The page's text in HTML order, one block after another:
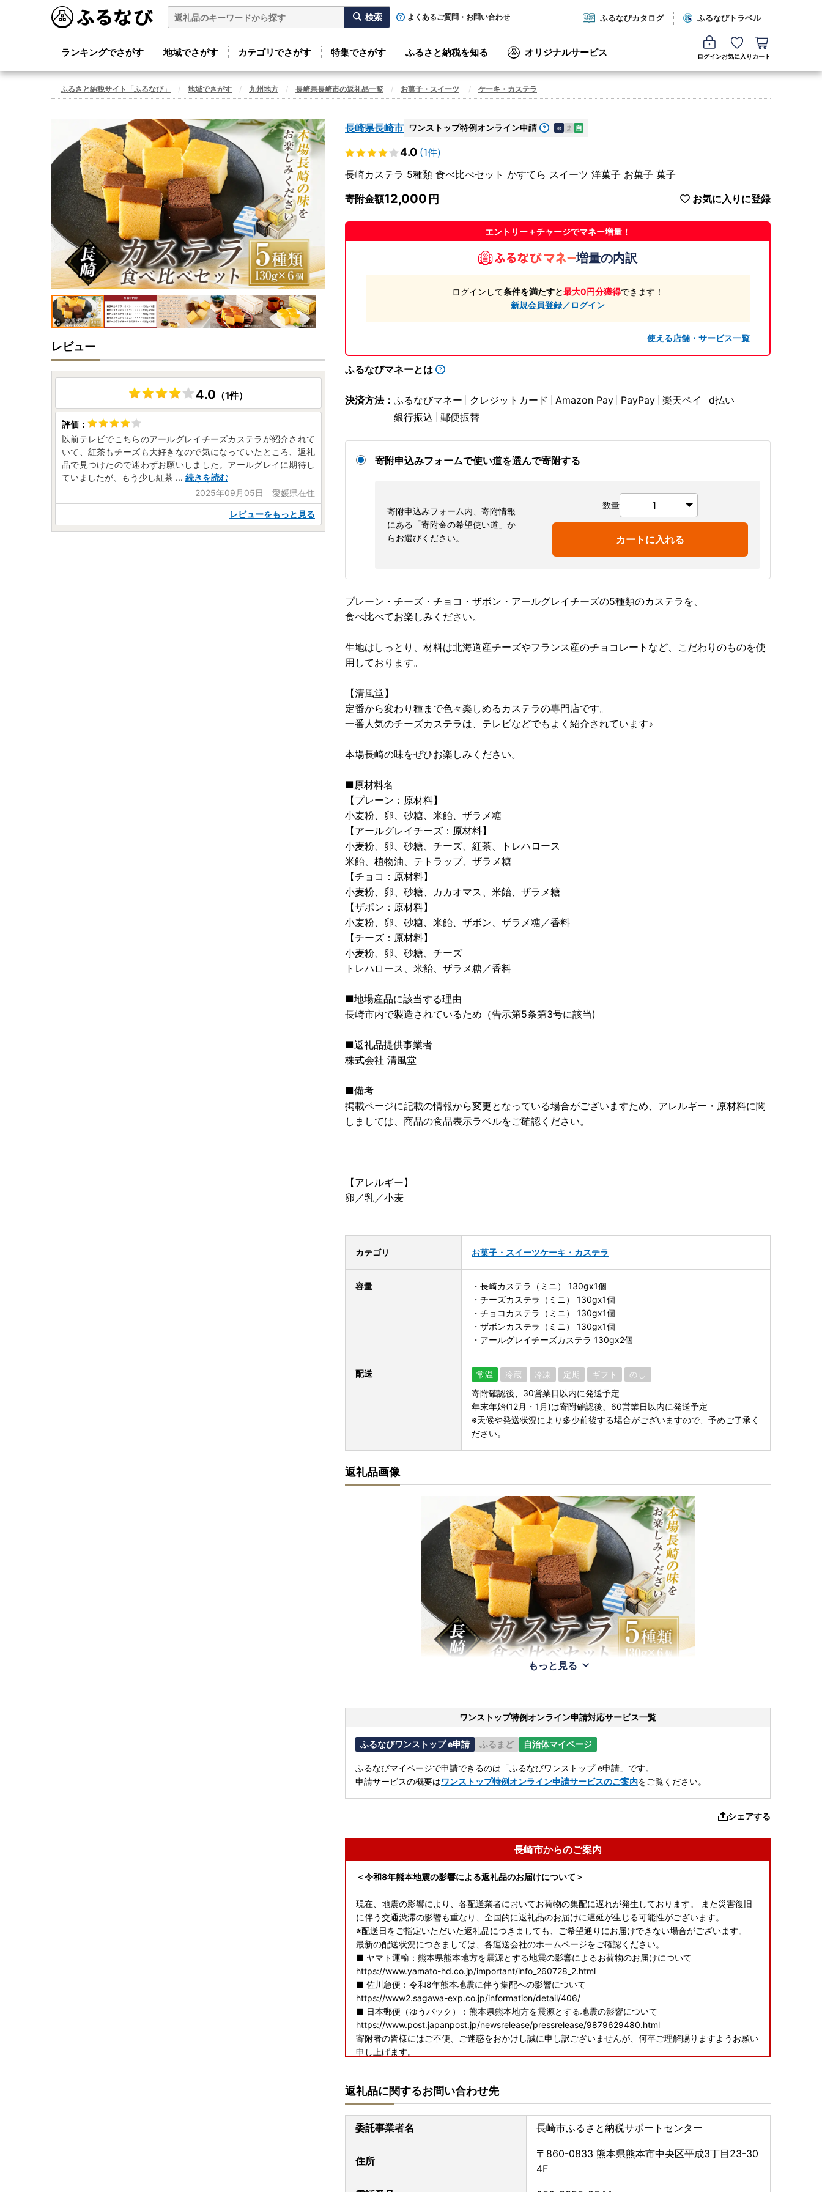
よくあるご質問・お問い合わせ ふるなびカタログ ふるなびトラベル
ランキングでさがす 地域でさがす カテゴリでさがす 特集でさがす ふるさと納税を知る オリジナルサービス ログインお気に入り カート
ふるさと納税サイト「ふるなび」 地域でさがす 九州地方 長崎県長崎市の返礼品一覧 お菓子・スイーツ ケーキ・カステラ
長崎県長崎市 ワンストップ特例オンライン申請 e ま 自
4.0 (1件)
長崎カステラ 5種類 食べ比べセット かすてら スイーツ 洋菓子 お菓子 菓子
寄附金額12,000 お気に入りに登録
エントリー＋チャージでマネー増量！
増量の内訳
ログインして条件を満たすと最大0円分獲得できます！
新規会員登録／ログイン
使える店舗・サービス一覧
ふるなびマネーとは
決済方法： ふるなびマネー クレジットカード Amazon Pay PayPay 楽天ペイ
d払い
銀行振込
郵便振替
寄附申込みフォームで使い道を選んで寄附する
寄附申込みフォーム内、寄附情報
にある「寄附金の希望使い道」か
らお選びください。
数量
カートに入れる
プレーン・チーズ・チョコ・ザボン・アールグレイチーズの5種類のカステラを、
食べ比べてお楽しみください。
生地はしっとり、材料は北海道産チーズやフランス産のチョコレートなど、こだわりのものを使
用しております。
【清風堂】
定番から変わり種まで色々楽しめるカステラの専門店です。
一番人気のチーズカステラは、テレビなどでもよく紹介されています♪
本場長崎の味をぜひお楽しみください。
■原材料名
【プレーン：原材料】
小麦粉、卵、砂糖、米飴、ザラメ糖
【アールグレイチーズ：原材料】
小麦粉、卵、砂糖、チーズ、紅茶、トレハロース
米飴、植物油、テトラップ、ザラメ糖
【チョコ：原材料】
小麦粉、卵、砂糖、カカオマス、米飴、ザラメ糖
【ザボン：原材料】
小麦粉、卵、砂糖、米飴、ザボン、ザラメ糖／香料
【チーズ：原材料】
小麦粉、卵、砂糖、チーズ
トレハロース、米飴、ザラメ糖／香料
■地場産品に該当する理由
長崎市内で製造されているため（告示第5条第3号に該当)
■返礼品提供事業者
株式会社 清風堂
■備考
掲載ページに記載の情報から変更となっている場合がございますため、アレルギー・原材料に関
しましては、商品の食品表示ラベルをご確認ください。
【アレルギー】
卵／乳／小麦
カテゴリ お菓子・スイーツケーキ・カステラ
容量
・長崎カステラ（ミニ） 130gx1個
・チーズカステラ（ミニ） 130gx1個
・チョコカステラ（ミニ） 130gx1個
・ザボンカステラ（ミニ） 130gx1個
・アールグレイチーズカステラ 130gx2個
配送 常温 冷蔵 冷凍 定期 ギフト のし
寄附確認後、30営業日以内に発送予定
年末年始(12月・1月)は寄附確認後、60営業日以内に発送予定
※天候や発送状況により多少前後する場合がございますので、予めご了承く
ださい。
返礼品画像
もっと見る
ワンストップ特例オンライン申請対応サービス一覧
ふるなびワンストップ e申請 ふるまど 自治体マイページ
ふるなびマイページで申請できるのは「ふるなびワンストップ e申請」です。
申請サービスの概要はワンストップ特例オンライン申請サービスのご案内をご覧ください。
シェアする
長崎市からのご案内
＜令和8年熊本地震の影響による返礼品のお届けについて＞
現在、地震の影響により、各配送業者においてお荷物の集配に遅れが発生しております。 また災害復旧
に伴う交通渋滞の影響も重なり、全国的に返礼品のお届けに遅延が生じる可能性がございます。
※配送日をご指定いただいた返礼品につきましても、ご希望通りにお届けできない場合がございます。
最新の配送状況につきましては、各運送会社のホームページをご確認ください。
■ ヤマト運輸：熊本県熊本地方を震源とする地震の影響によるお荷物のお届けについて
https://www.yamato-hd.co.jp/important/info_260728_2.html
■ 佐川急便：令和8年熊本地震に伴う集配への影響について
https://www2.sagawa-exp.co.jp/information/detail/406/
■ 日本郵便（ゆうパック）：熊本県熊本地方を震源とする地震の影響について
https://www.post.japanpost.jp/newsrelease/pressrelease/9879629480.html
寄附者の皆様にはご不便、ご迷惑をおかけし誠に申し訳ございませんが、何卒ご理解賜りますようお願い
申し上げます。
【申し込みについて】
・原則、お申込み後のキャンセルはできません。寄附金額の入力間違いや二重申込み、お礼の品の誤選択
にはご注意ください。
・万が一、お申込み完了後に内容変更（配送先変更含む）が生じた際は必ず問い合わせ窓口までご連絡を
※マイページ上のみで変更された情報は反映されませんのでご注意ください。
返礼品に関するお問い合わせ先
委託事業者名 長崎市ふるさと納税サポートセンター
住所
〒860-0833 熊本県熊本市中央区平成3丁目23-30
4F
レビュー
4.0 （1件）
以前テレビでこちらのアールグレイチーズカステラが紹介されて
いて、紅茶もチーズも大好きなので気になっていたところ、返礼
品で見つけたので迷わずお願いしました。アールグレイに期待し
ていましたが、もう少し紅茶 ... 続きを読む
2025年09月05日 愛媛県在住
レビューをもっと見る